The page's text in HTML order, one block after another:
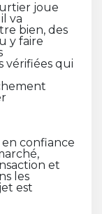
joue
va
bien, des
y faire
vérifiées qui
en confiance
et
les
est